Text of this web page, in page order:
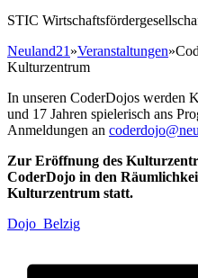
STIC
Neuland21»Veranstaltungen»
Kulturzentrum
In unseren CoderDojos werden
und 17 Jahren spielerisch ans
Anmeldungen an
Zur Eröffnung des
CoderDojo in den
Kulturzentrum statt.
Dojo_Belzig